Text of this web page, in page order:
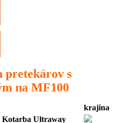
pretekárov s
na MF100
krajina
Kotarba Ultraway